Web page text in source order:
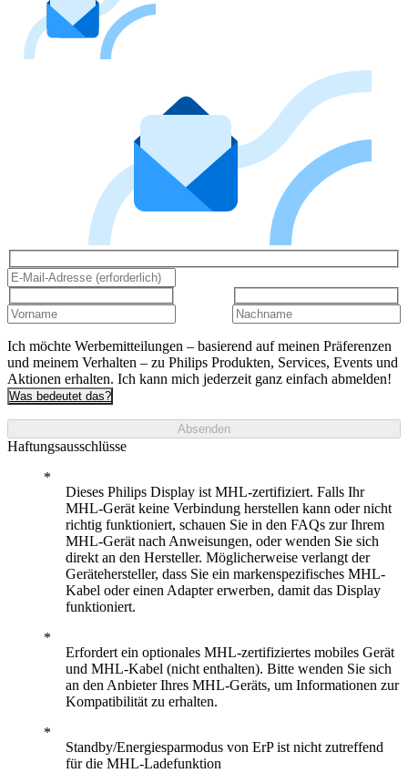
Ich möchte Werbemitteilungen – basierend auf meinen Präferenzen
und meinem Verhalten – zu Philips Produkten, Services, Events und
Aktionen erhalten. Ich kann mich jederzeit ganz einfach abmelden!
Was bedeutet das?
Absenden
Haftungsausschlüsse
Dieses Philips Display ist MHL-zertifiziert. Falls Ihr
MHL-Gerät keine Verbindung herstellen kann oder nicht
richtig funktioniert, schauen Sie in den FAQs zur Ihrem
MHL-Gerät nach Anweisungen, oder wenden Sie sich
direkt an den Hersteller. Möglicherweise verlangt der
Gerätehersteller, dass Sie ein markenspezifisches MHL-
Kabel oder einen Adapter erwerben, damit das Display
funktioniert.
Erfordert ein optionales MHL-zertifiziertes mobiles Gerät
und MHL-Kabel (nicht enthalten). Bitte wenden Sie sich
an den Anbieter Ihres MHL-Geräts, um Informationen zur
Kompatibilität zu erhalten.
Standby/Energiesparmodus von ErP ist nicht zutreffend
für die MHL-Ladefunktion